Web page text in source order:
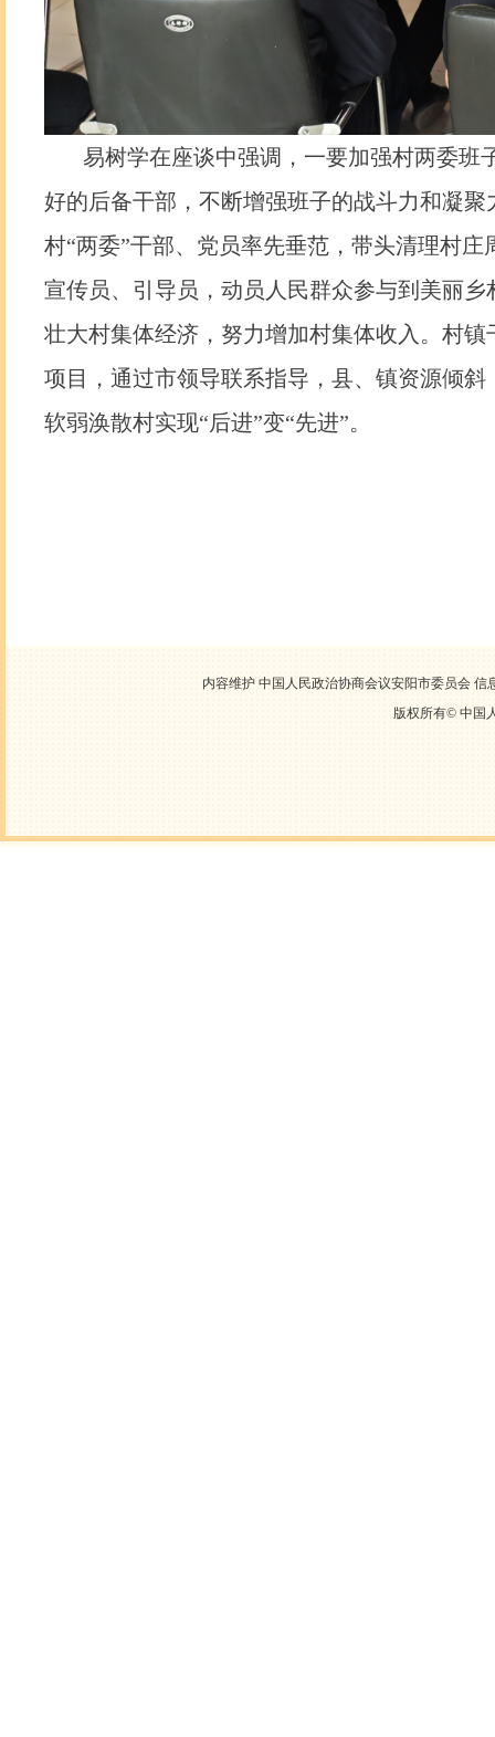
易树学在座谈中强调，一要加强村两委班
好的后备干部，不断增强班子的战斗力和凝
村“两委”干部、党员率先垂范，带头清理村
宣传员、引导员，动员人民群众参与到美丽
壮大村集体经济，努力增加村集体收入。村
项目，通过市领导联系指导，县、镇资源倾
软弱涣散村实现“后进”变“先进”。
内容维护 中国人民政治协商会议安阳市委员会
版权所有© 中国